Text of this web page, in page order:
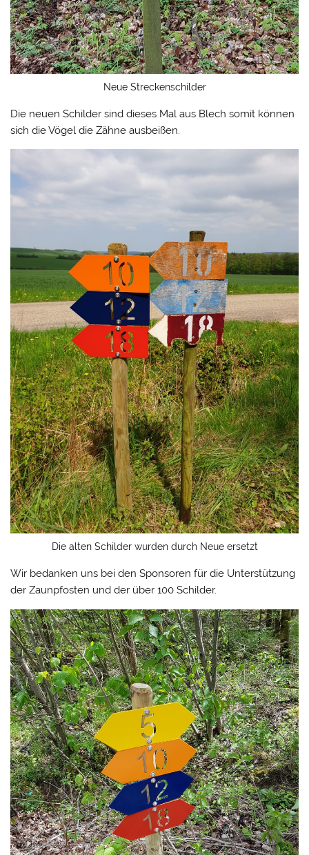
Neue Streckenschilder
Die neuen Schilder sind dieses Mal aus Blech somit können
sich die Vögel die Zähne ausbeißen.
Die alten Schilder wurden durch Neue ersetzt
Wir bedanken uns bei den Sponsoren für die Unterstützung
der Zaunpfosten und der über 100 Schilder.